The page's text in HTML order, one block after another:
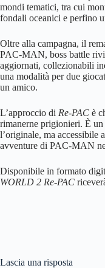
mondi tematici, tra cui
fondali oceanici e perfino
Oltre alla campagna, il
PAC-MAN, boss battle
aggiornati, collezionabili
una modalità per due
un amico.
L’approccio di Re-PAC è
rimanerne prigionieri. È
l’originale, ma accessibile
avventure di PAC-MAN
Disponibile in formato
WORLD 2 Re-PAC
Lascia una risposta